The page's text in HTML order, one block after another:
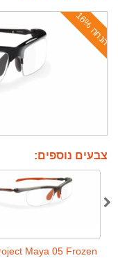
ה
נ
ח
ה
1
6
צבעים נוספים:
Maya 05 Frozen